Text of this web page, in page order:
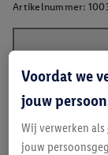
Artikelnummer:
Voordat we
jouw
Wij verwerken als
jouw